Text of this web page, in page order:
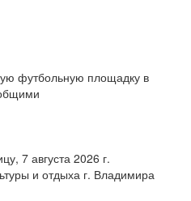
футбольную площадку в
7 августа 2026 г.
и отдыха г. Владимира